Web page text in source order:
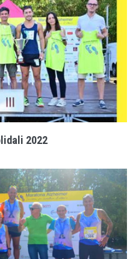
2022